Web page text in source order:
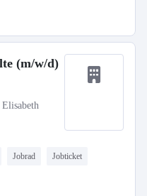
(m/w/d)
Jobrad Jobticket